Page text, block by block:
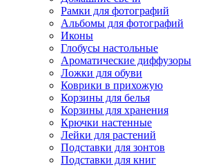
Рамки для фотографий
Альбомы для фотографий
Иконы
Глобусы настольные
Ароматические диффузоры
Ложки для обуви
Коврики в прихожую
Корзины для белья
Корзины для хранения
Крючки настенные
Лейки для растений
Подставки для зонтов
Подставки для книг